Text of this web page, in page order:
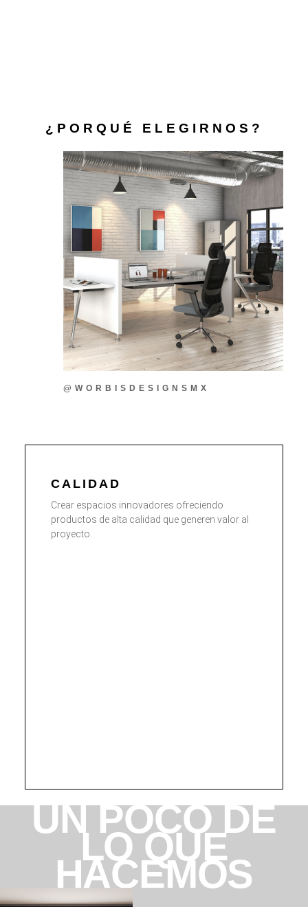
¿PORQUÉ ELEGIRNOS?
@WORBISDESIGNSMX
CALIDAD
Crear espacios innovadores ofreciendo
productos de alta calidad que generen valor al
proyecto.
UN POCO DE
LO QUE
HACEMOS